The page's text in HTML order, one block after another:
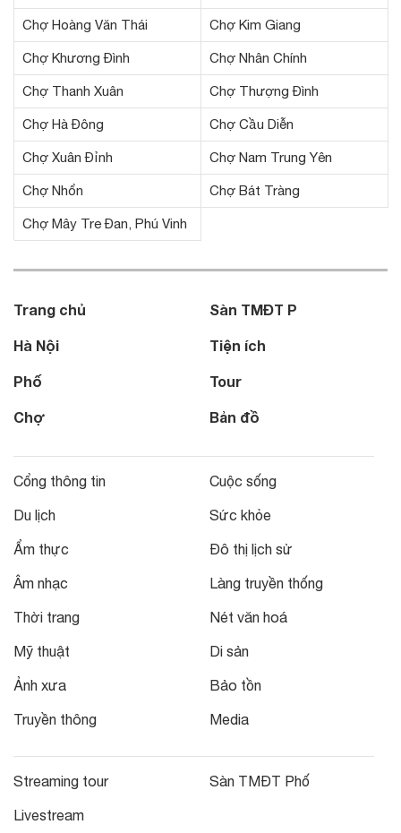
Chợ Hoàng Văn Thái Chợ Kim Giang
Chợ Khương Đình Chợ Nhân Chính
Chợ Thanh Xuân Chợ Thượng Đình
Chợ Hà Đông Chợ Cầu Diễn
Chợ Xuân Đỉnh Chợ Nam Trung Yên
Chợ Nhổn Chợ Bát Tràng
Chợ Mây Tre Đan, Phú Vinh
Trang chủ
Hà Nội
Phố
Chợ
Sàn TMĐT P
Tiện ích
Tour
Bản đồ
Cổng thông tin
Du lịch
Ẩm thực
Âm nhạc
Thời trang
Mỹ thuật
Ảnh xưa
Truyền thông
Cuộc sống
Sức khỏe
Đô thị lịch sử
Làng truyền thống
Nét văn hoá
Di sản
Bảo tồn
Media
Streaming tour
Livestream
Sàn TMĐT Phố